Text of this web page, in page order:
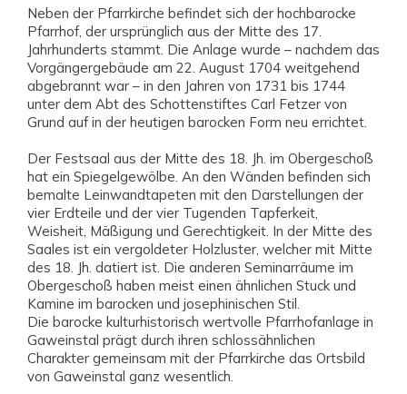
Neben der Pfarrkirche befindet sich der hochbarocke
Pfarrhof, der ursprünglich aus der Mitte des 17.
Jahrhunderts stammt. Die Anlage wurde – nachdem das
Vorgängergebäude am 22. August 1704 weitgehend
abgebrannt war – in den Jahren von 1731 bis 1744
unter dem Abt des Schottenstiftes Carl Fetzer von
Grund auf in der heutigen barocken Form neu errichtet.
Der Festsaal aus der Mitte des 18. Jh. im Obergeschoß
hat ein Spiegelgewölbe. An den Wänden befinden sich
bemalte Leinwandtapeten mit den Darstellungen der
vier Erdteile und der vier Tugenden Tapferkeit,
Weisheit, Mäßigung und Gerechtigkeit. In der Mitte des
Saales ist ein vergoldeter Holzluster, welcher mit Mitte
des 18. Jh. datiert ist. Die anderen Seminarräume im
Obergeschoß haben meist einen ähnlichen Stuck und
Kamine im barocken und josephinischen Stil.
Die barocke kulturhistorisch wertvolle Pfarrhofanlage in
Gaweinstal prägt durch ihren schlossähnlichen
Charakter gemeinsam mit der Pfarrkirche das Ortsbild
von Gaweinstal ganz wesentlich.